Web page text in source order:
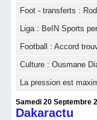
Foot - transferts :
Liga : BeIN Sports
Football : Accord
Culture : Ousmane
La pression est
Samedi 20 Septembre
Dakaractu